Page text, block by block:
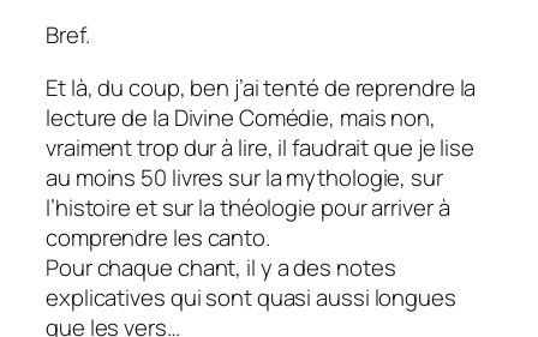
Bref.
Et là, du coup, ben j’ai tenté de reprendre la
lecture de la Divine Comédie, mais non,
vraiment trop dur à lire, il faudrait que je lise
au moins 50 livres sur la mythologie, sur
l’histoire et sur la théologie pour arriver à
comprendre les canto.
Pour chaque chant, il y a des notes
explicatives qui sont quasi aussi longues
que les vers…